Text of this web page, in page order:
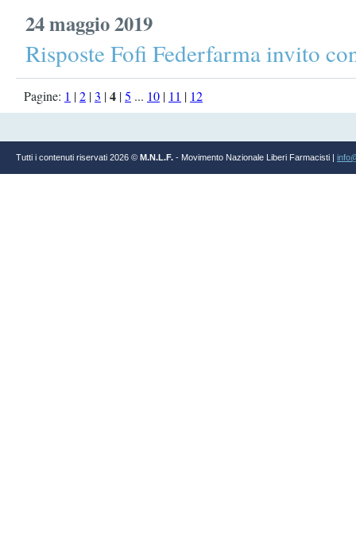
24 maggio 2019
Risposte Fofi Federfarma invito
Pagine: 1 |2 |3 |4 |5 ... 10 | 11 | 12
Tutti i contenuti riservati 2026 © M.N.L.F. - Movimento Nazionale Liberi Farmacisti |